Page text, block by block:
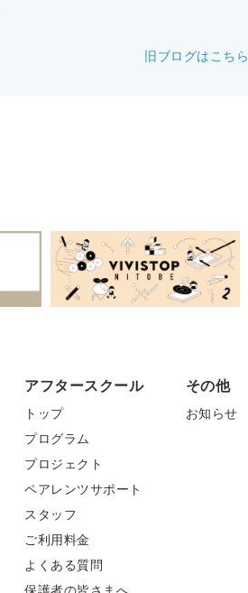
旧ブログはこちら
アフタースクール
トップ
プログラム
プロジェクト
ペアレンツサポート
スタッフ
ご利用料金
よくある質問
その他
お知らせ